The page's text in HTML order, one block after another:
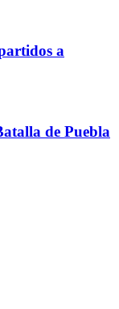
a
de Puebla